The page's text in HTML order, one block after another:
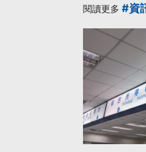
閱讀更多 #資